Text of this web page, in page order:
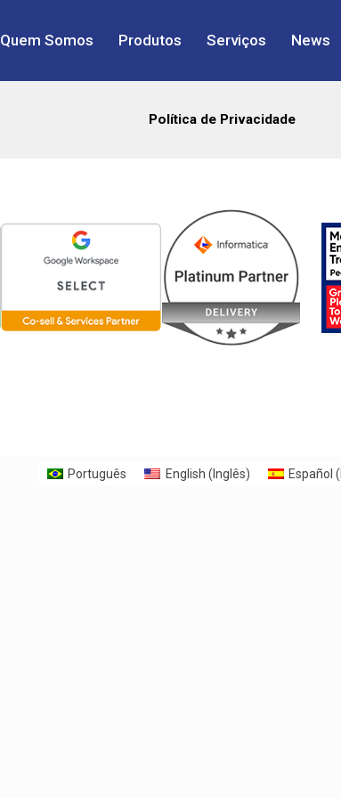
Quem Somos Produtos Serviços News
Política de Privacidade
Português English ( Inglês) Español (